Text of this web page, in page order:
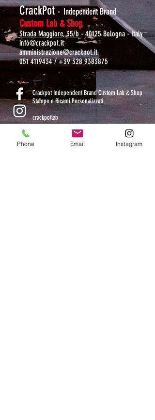
CrackPot- Independent Brand
Custom Lab & Shop
Strada Maggiore, 35/b - 40125 Bologna - Italy
info@crackpot.it
amministrazione@crackpot.it
051 4119434/+39 328 9383875
S
Crackpot Independent Brand Custom Lab & Shop
Stampe e Ricami Personalizzati
crackpotlab
Phone Email Instagram